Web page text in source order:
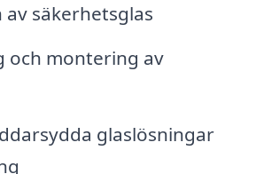
säkerhetsglas
och montering av
glaslösningar